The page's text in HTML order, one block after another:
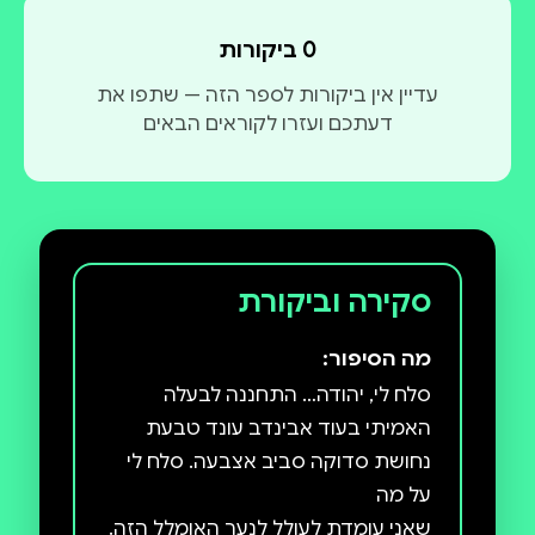
0 ביקורות
עדיין אין ביקורות לספר הזה — שתפו את
דעתכם ועזרו לקוראים הבאים
סקירה וביקורת
מה הסיפור:
סלח לי, יהודה… התחננה לבעלה
האמיתי בעוד אבינדב עונד טבעת
נחושת סדוקה סביב אצבעה. סלח לי